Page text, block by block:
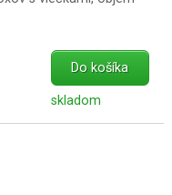
Do košíka
skladom